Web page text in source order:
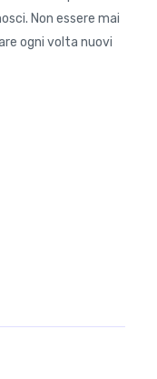
Non essere mai
ogni volta nuovi